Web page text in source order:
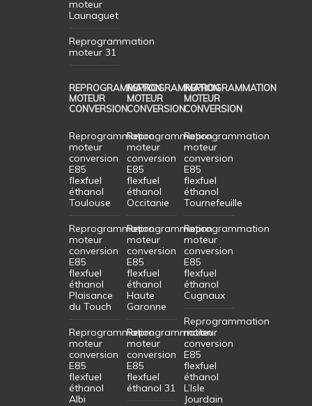
moteur
Launaguet
Reprogrammation
moteur 31
REPROGRAMMATION
MOTEUR
CONVERSION
Reprogrammation
moteur
conversion
E85
flexfuel
éthanol
Toulouse
Reprogrammation
moteur
conversion
E85
flexfuel
éthanol
Plaisance
du Touch
Reprogrammation
moteur
conversion
E85
flexfuel
éthanol
Albi
REPROGRAMMATION
MOTEUR
CONVERSION
Reprogrammation
moteur
conversion
E85
flexfuel
éthanol
Occitanie
Reprogrammation
moteur
conversion
E85
flexfuel
éthanol
Haute
Garonne
Reprogrammation
moteur
conversion
E85
flexfuel
éthanol 31
REPROGRAMMATION
MOTEUR
CONVERSION
Reprogrammation
moteur
conversion
E85
flexfuel
éthanol
Tournefeuille
Reprogrammation
moteur
conversion
E85
flexfuel
éthanol
Cugnaux
Reprogrammation
moteur
conversion
E85
flexfuel
éthanol
L’Isle
Jourdain